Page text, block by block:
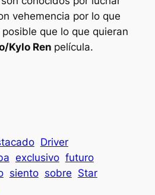
vehemencia por lo que
que lo que quieran
Kylo Ren película.
Driver
exclusivo futuro
siento sobre Star